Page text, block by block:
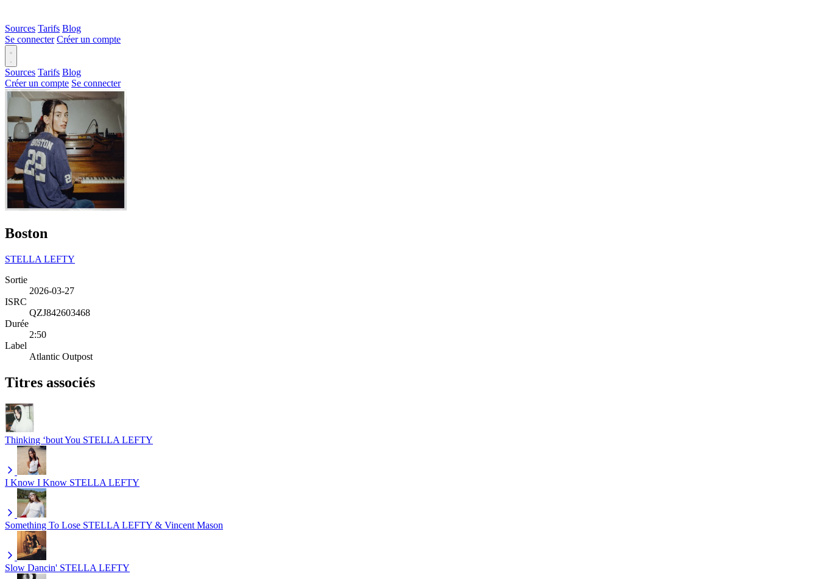
Sources Tarifs Blog
Se connecter Créer un compte
Sources Tarifs Blog
Créer un compte Se connecter
Boston
STELLA LEFTY
Sortie
2026-03-27
ISRC
QZJ842603468
Durée
2:50
Label
Atlantic Outpost
Titres associés
Thinking ‘bout You STELLA LEFTY
I Know I Know STELLA LEFTY
Something To Lose STELLA LEFTY & Vincent Mason
Slow Dancin' STELLA LEFTY